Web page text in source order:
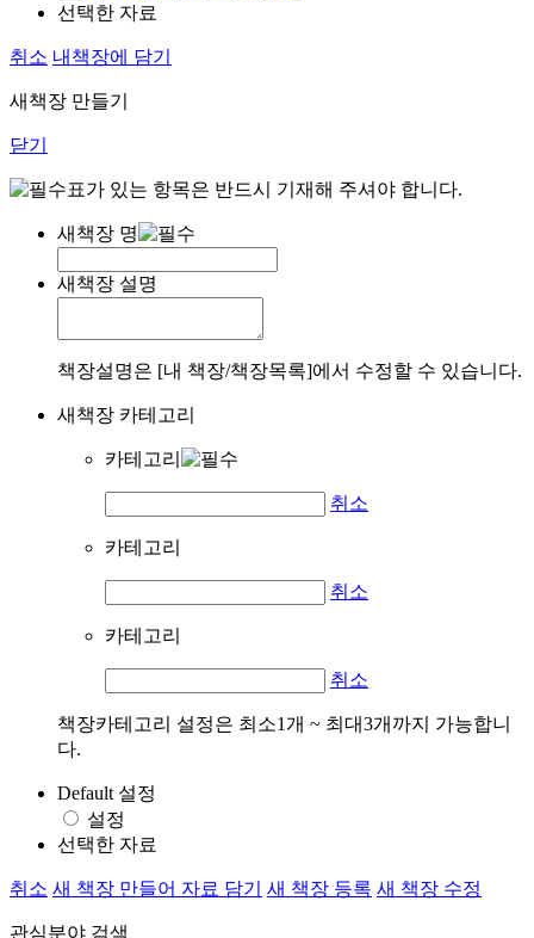
선택한 자료
취소 내책장에 담기
새책장 만들기
닫기
표가 있는 항목은 반드시 기재해 주셔야 합니다.
새책장 명
새책장 설명
책장설명은 [내 책장/책장목록]에서 수정할 수 있습니다.
새책장 카테고리
카테고리
취소
카테고리
취소
카테고리
취소
책장카테고리 설정은 최소1개 ~ 최대3개까지 가능합니
다.
Default 설정
설정
선택한 자료
취소 새 책장 만들어 자료 담기 새 책장 등록 새 책장 수정
관심분야 검색